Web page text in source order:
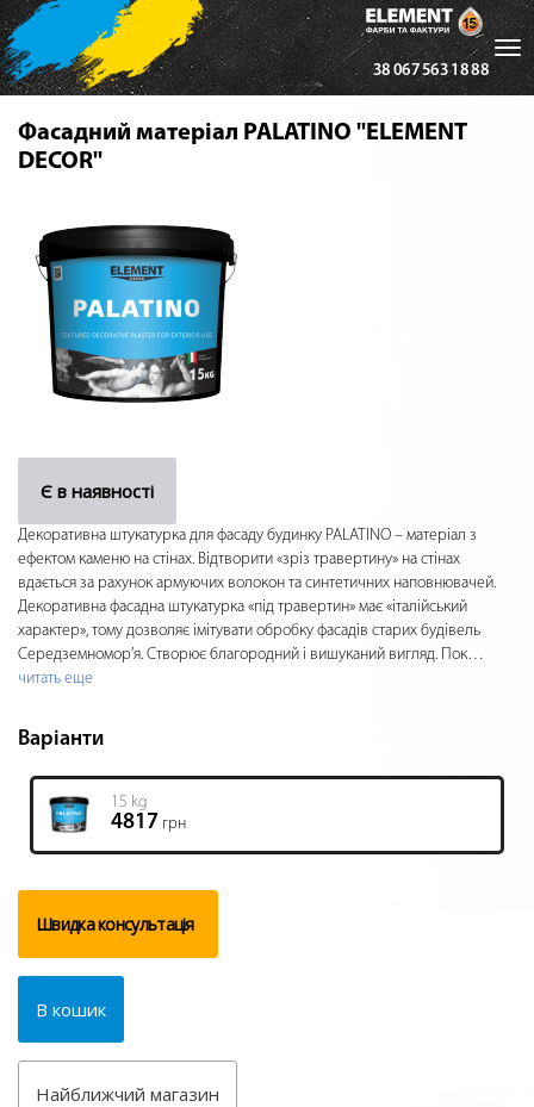
38 067 563 18 88
Фасадний матеріал PALATINO "ELEMENT
DECOR"
Є в наявності
Декоративна штукатурка для фасаду будинку PALATINO – матеріал з
ефектом каменю на стінах. Відтворити «зріз травертину» на стінах
вдається за рахунок армуючих волокон та синтетичних наповнювачей.
Декоративна фасадна штукатурка «під травертин» має «італійський
характер», тому дозволяє імітувати обробку фасадів старих будівель
Середземномор’я. Cтворює благородний і вишуканий вигляд. Пок…
читать еще
Варіанти
15 kg
4817 грн
Швидка консультація
В кошик
Найближчий магазин